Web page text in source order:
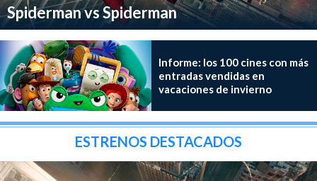
Spiderman vs Spiderman
Informe: los 100 cines con más
entradas vendidas en
vacaciones de invierno
ESTRENOS DESTACADOS